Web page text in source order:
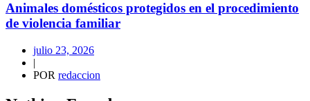
Animales domésticos protegidos en el procedimiento
de violencia familiar
julio 23, 2026
|
POR redaccion